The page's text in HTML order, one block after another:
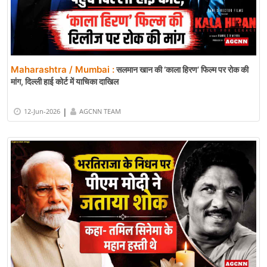
Maharashtra / Mumbai :सलमान खान की ‘काला हिरण’ फिल्म पर रोक की
मांग, दिल्ली हाई कोर्ट में याचिका दाखिल
12-Jun-2026 | AGCNN TEAM